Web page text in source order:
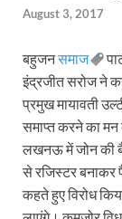
August 3, 2017
बहुजनसमाज
इंद्रजीत सरोज ने
प्रमुख मायावती
समाप्त करने का मन
लखनऊ में जोन की
से रजिस्टर बनाकर
कहते हुए विरोध